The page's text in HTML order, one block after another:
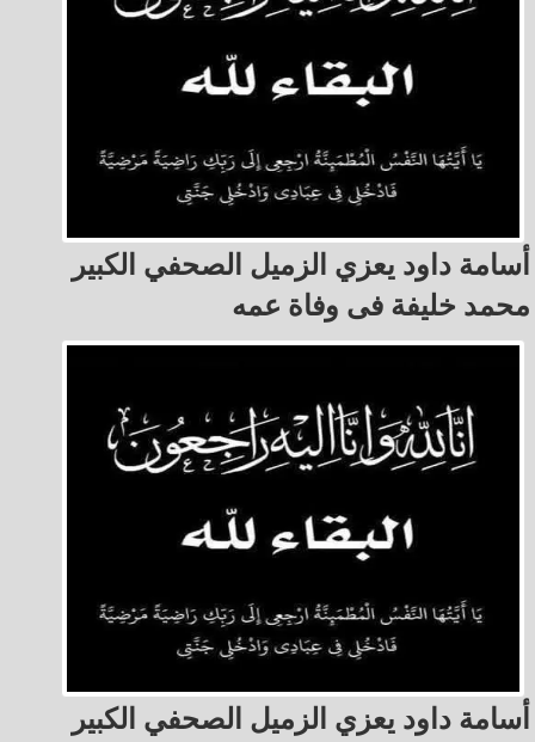
أسامة داود يعزي الزميل الصحفي الكبير
محمد خليفة فى وفاة عمه
أسامة داود يعزي الزميل الصحفي الكبير